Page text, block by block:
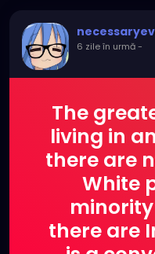
6 zile în urmă-
The
living in
there are
White
there are